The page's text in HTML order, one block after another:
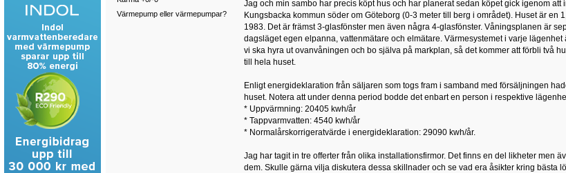
Värmepump eller värmepumpar?
Jag och min sambo har precis köpt hus och har planerat sedan köpet gick igenom
Kungsbacka kommun söder om Göteborg (0-3 meter till berg i området). Huset är en
1983. Det är främst 3-glasfönster men även några 4-glasfönster. Våningsplanen är
dagsläget egen elpanna, vattenmätare och elmätare. Värmesystemet i varje
vi ska hyra ut ovanvåningen och bo själva på markplan, så det kommer att förbli två
till hela huset.
Enligt energideklaration från säljaren som togs fram i samband med försäljningen
huset. Notera att under denna period bodde det enbart en person i respektive
* Uppvärmning: 20405 kwh/år
* Tappvarmvatten: 4540 kwh/år
* Normalårskorrigeratvärde i energideklaration: 29090 kwh/år.
Jag har tagit in tre offerter från olika installationsfirmor. Det finns en del likheter men
dem. Skulle gärna vilja diskutera dessa skillnader och se vad era åsikter kring bästa